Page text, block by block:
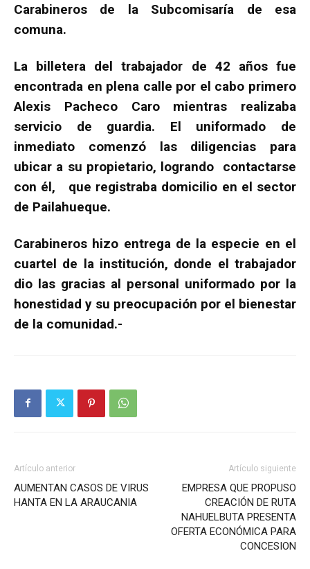
Carabineros de la Subcomisaría de esa
comuna.
La billetera del trabajador de 42 años fue
encontrada en plena calle por el cabo primero
Alexis Pacheco Caro mientras realizaba
servicio de guardia. El uniformado de
inmediato comenzó las diligencias para
ubicar a su propietario, logrando contactarse
con él, que registraba domicilio en el sector
de Pailahueque.
Carabineros hizo entrega de la especie en el
cuartel de la institución, donde el trabajador
dio las gracias al personal uniformado por la
honestidad y su preocupación por el bienestar
de la comunidad.-
Artículo anterior
AUMENTAN CASOS DE VIRUS
HANTA EN LA ARAUCANIA
Artículo siguiente
EMPRESA QUE PROPUSO
CREACIÓN DE RUTA
NAHUELBUTA PRESENTA
OFERTA ECONÓMICA PARA
CONCESION